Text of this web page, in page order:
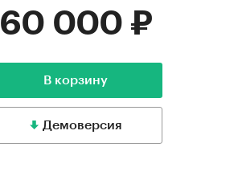
60 000 ₽
В корзину
Демоверсия